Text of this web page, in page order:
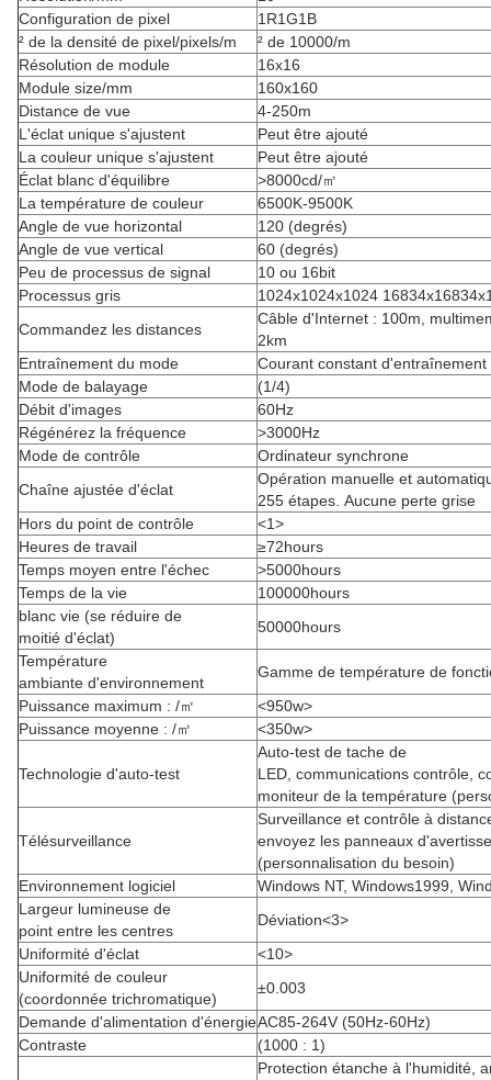
Configuration de pixel
1R1G1B
² de la densité de pixel/pixels/m
² de 10000/m
Résolution de module
16x16
Module size/mm
160x160
Distance de vue
4-250m
L'éclat unique s'ajustent
Peut être ajouté
La couleur unique s'ajustent
Peut être ajouté
Éclat blanc d'équilibre
>8000cd/㎡
La température de couleur
6500K-9500K
Angle de vue horizontal
120 (degrés)
Angle de vue vertical
60 (degrés)
Peu de processus de signal
10 ou 16bit
Processus gris
1024x1024x1024
Commandez les distances
Câble d'Internet : 100m,
2km
Entraînement du mode
Courant constant d'entraînement
Mode de balayage
(1/4)
Débit d'images
60Hz
Régénérez la fréquence
>3000Hz
Mode de contrôle
Ordinateur synchrone
Chaîne ajustée d'éclat
Opération manuelle et
255 étapes. Aucune perte grise
Hors du point de contrôle
<1>
Heures de travail
≥72hours
Temps moyen entre l'échec
>5000hours
Temps de la vie
100000hours
blanc vie (se réduire de
moitié d'éclat)
50000hours
Température
ambiante d'environnement
Gamme de température de
Puissance maximum : /㎡
<950w>
Puissance moyenne : /㎡
<350w>
Technologie d'auto-test
Auto-test de tache de
LED, communications contrôle,
moniteur de la température
Télésurveillance
Surveillance et contrôle à
envoyez les panneaux
(personnalisation du besoin)
Environnement logiciel
Windows NT, Windows1999,
Largeur lumineuse de
point entre les centres
Déviation<3>
Uniformité d'éclat
<10>
Uniformité de couleur
(coordonnée trichromatique)
±0.003
Demande d'alimentation d'énergieAC85-264V (50Hz-60Hz)
Contraste
(1000 : 1)
Protection étanche à l'humidité,